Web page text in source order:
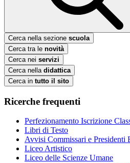
Cerca nella sezione scuola
Cerca tra le novità
Cerca nei servizi
Cerca nella didattica
Cerca in tutto il sito
Ricerche frequenti
Perfezionamento Iscrizione
Libri di Testo
Avvisi Commissari e Presidenti
Liceo Artistico
Liceo delle Scienze Umane